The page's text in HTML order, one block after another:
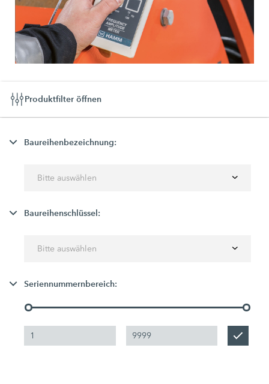
Produktfilter öffnen
Baureihenbezeichnung:
Bitte auswählen
Baureihenschlüssel:
Bitte auswählen
Seriennummernbereich: